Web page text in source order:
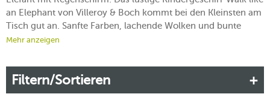
an Elephant von Villeroy & Boch kommt bei den Kleinsten am
Tisch gut an. Sanfte Farben, lachende Wolken und bunte
Wimpel erzählen eine Geschichte, die kleine Genießer beim
Schale, Besteck und Glas lässt sich gut von kleinen Händen
greifen. Ein ideales Geschenk zum Geburtstag!
Mehr erfahren!
Mehr anzeigen
Filtern/Sortieren